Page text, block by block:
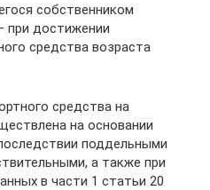
собственником
при достижении
средства возраста
средства на
на основании
поддельными
а также при
в части 1 статьи 20